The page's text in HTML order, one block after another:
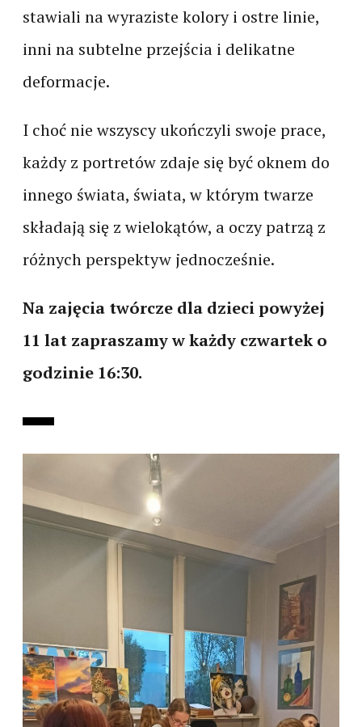
stawiali na wyraziste kolory i ostre linie,
inni na subtelne przejścia i delikatne
deformacje.
I choć nie wszyscy ukończyli swoje prace,
każdy z portretów zdaje się być oknem do
innego świata, świata, w którym twarze
składają się z wielokątów, a oczy patrzą z
różnych perspektyw jednocześnie.
Na zajęcia twórcze dla dzieci powyżej
11 lat zapraszamy w każdy czwartek o
godzinie 16:30.